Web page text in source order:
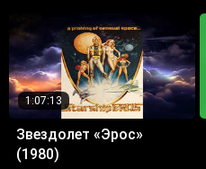
1:07:13
Звездолет «Эрос»
(1980)